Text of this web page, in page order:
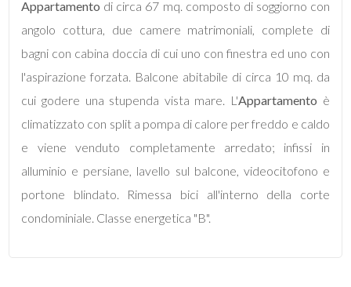
Appartamento di circa 67 mq. composto di soggiorno con
angolo cottura, due camere matrimoniali, complete di
bagni con cabina doccia di cui uno con finestra ed uno con
l'aspirazione forzata. Balcone abitabile di circa 10 mq. da
cui godere una stupenda vista mare. L'Appartamento è
climatizzato con split a pompa di calore per freddo e caldo
e viene venduto completamente arredato; infissi in
alluminio e persiane, lavello sul balcone, videocitofono e
portone blindato. Rimessa bici all'interno della corte
condominiale. Classe energetica "B".
mq
Locali